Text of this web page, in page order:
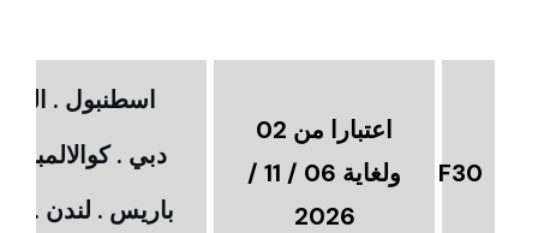
F30
اعتبارا من 02
ولغاية 06 / 11 /
2026
اسطنبول .
دبي .
باريس . لندن .